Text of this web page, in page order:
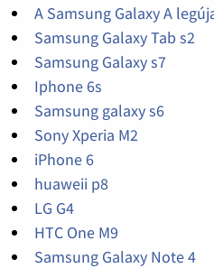
A Samsung Galaxy A
Samsung Galaxy Tab s2
Samsung Galaxy s7
Iphone 6s
Samsung galaxy s6
Sony Xperia M2
iPhone 6
huaweii p8
LG G4
HTC One M9
Samsung Galaxy Note 4